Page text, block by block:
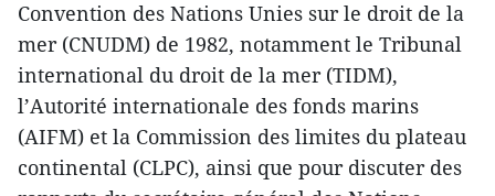
Convention des Nations Unies sur le droit de la
mer (CNUDM) de 1982, notamment le Tribunal
international du droit de la mer (TIDM),
l’Autorité internationale des fonds marins
(AIFM) et la Commission des limites du plateau
continental (CLPC), ainsi que pour discuter des